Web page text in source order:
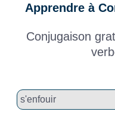
Apprendre à
Conjugaison